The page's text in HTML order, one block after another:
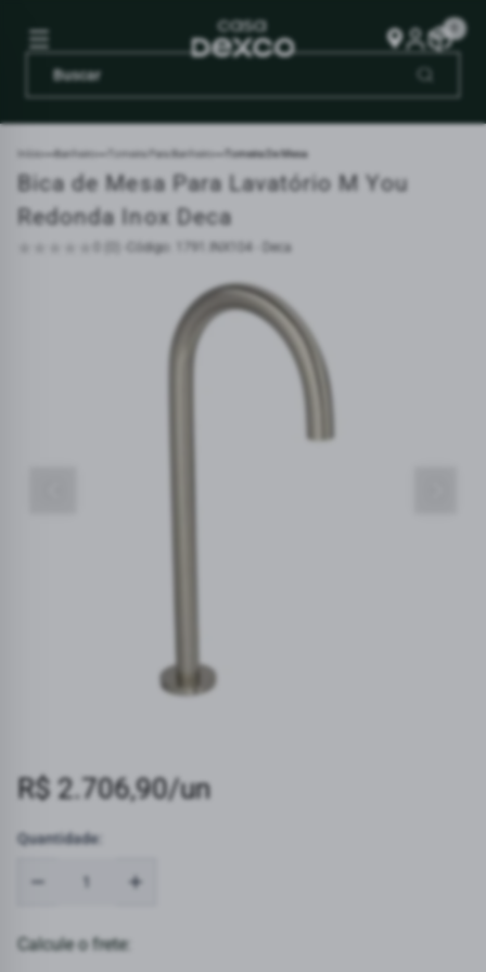
Início Banheiro Torneira Para Banheiro Torneira De Mesa
Bica de Mesa Para Lavatório M You
Redonda Inox Deca
Código: 1791.INX104 - Deca
R$ 2.706,90/un
Quantidade:
Calcule o frete: